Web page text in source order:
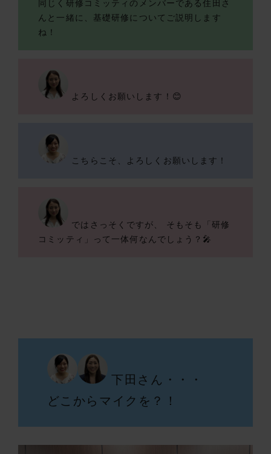
同じく研修コミッティのメンバーである住田さ
んと一緒に、基礎研修についてご説明します
ね！
よろしくお願いします！😊
こちらこそ、よろしくお願いします！
ではさっそくですが、 そもそも「研修
コミッティ」って一体何なんでしょう？🎤
下田さん・・・
どこからマイクを？！